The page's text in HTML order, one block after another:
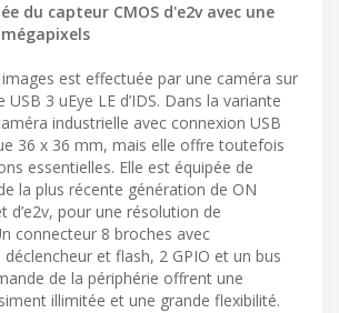
du capteur CMOS d'e2v avec une
images est effectuée par une caméra sur
3 uEye LE d’IDS. Dans la variante
industrielle avec connexion USB
36 x 36 mm, mais elle offre toutefois
essentielles. Elle est équipée de
la plus récente génération de ON
d’e2v, pour une résolution de
connecteur 8 broches avec
et flash, 2 GPIO et un bus
de la périphérie offrent une
illimitée et une grande flexibilité.